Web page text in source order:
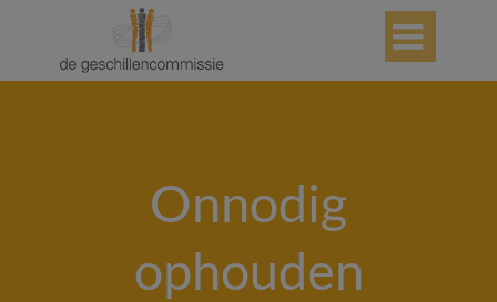

Onnodig
ophouden